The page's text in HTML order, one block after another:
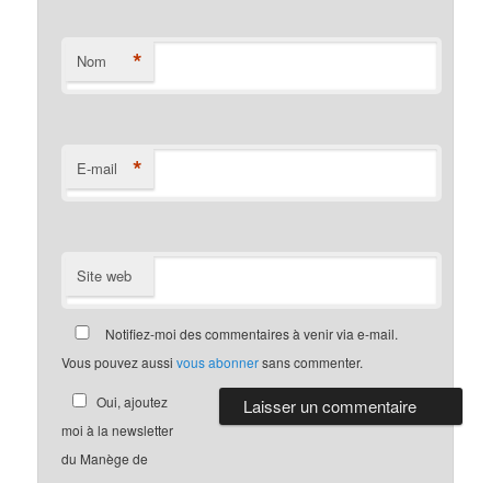
Nom *
E-mail *
Site web
Notifiez-moi des commentaires à venir via e-mail.
Vous pouvez aussivous abonnersans commenter.
Oui, ajoutez
moi à la newsletter
du Manège de